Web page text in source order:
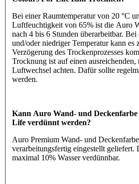
Bei einer Raumtemperatur von 20 °C
Luftfeuchtigkeit von 65% ist die Auro
nach 4 bis 6 Stunden überarbeitbar.
und/oder niedriger Temperatur kann es
Verzögerung des Trockenprozesses
Trocknung ist auf einen ausreichenden,
Luftwechsel achten. Dafür sollte
werden.
Kann Auro Wand- und
Life verdünnt werden?
Auro Premium Wand- und
verarbeitungsfertig eingestellt geliefert.
maximal 10% Wasser verdünnbar.